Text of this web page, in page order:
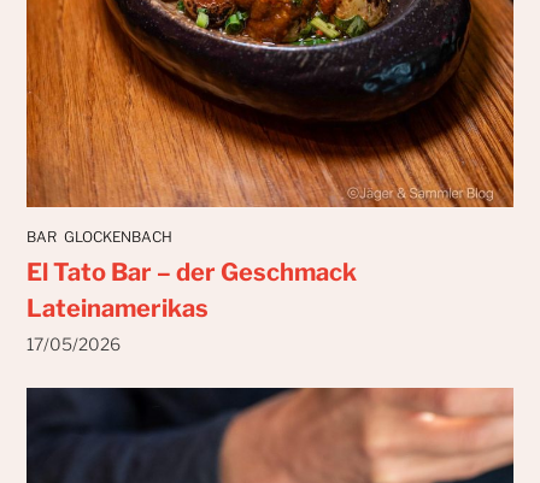
BAR GLOCKENBACH
El Tato Bar – der Geschmack
Lateinamerikas
17/05/2026